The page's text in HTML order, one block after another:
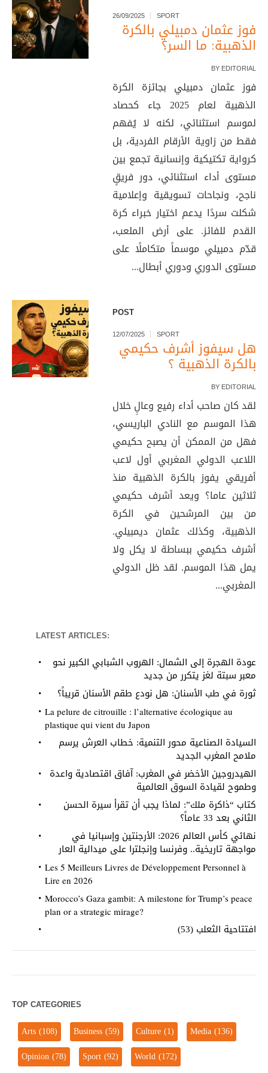
26/09/2025 SPORT
فوز عثمان دمبيلي بالكرة
الذهبية: ما السر؟
BY EDITORIAL
فوز عثمان دمبيلي بجائزة الكرة
الذهبية لعام 2025 جاء كحصاد
لموسم استثنائي، لكنه لا يُفهم
فقط من زاوية الأرقام الفردية، بل
كرواية تكتيكية وإنسانية تجمع بين
مستوى أداء استثنائي، دور فريقٍ
ناجح، ونجاحات تسويقية وإعلامية
شكلت سردًا يدعم اختيار خبراء كرة
القدم للفائز. على أرض الملعب،
قدّم دمبيلي موسماً متكاملًا على
مستوى الدوري ودوري أبطال...
POST
12/07/2025 SPORT
هل سيفوز أشرف حكيمي
بالكرة الذهبية ؟
BY EDITORIAL
لقد كان صاحب أداء رفيع وعالِِ خلال
هذا الموسم مع النادي الباريسي،
فهل من الممكن أن يصبح حكيمي
اللاعب الدولي المغربي أول لاعب
أفريقي يفوز بالكرة الذهبية منذ
ثلاثين عاما؟ ويعد أشرف حكيمي
من بين المرشحين في الكرة
الذهبية، وكذلك عثمان ديمبيلي.
أشرف حكيمي ببساطة لا يكل ولا
يمل هذا الموسم. لقد ظل الدولي
المغربي...
LATEST ARTICLES:
عودة الهجرة إلى الشمال: الهروب الشبابي الكبير نحو
معبر سبتة لغز يتكرر من جديد
ثورة في طب الأسنان: هل نودع طقم الأسنان قريباً؟
La pelure de citrouille : l’alternative écologique au
plastique qui vient du Japon
السيادة الصناعية محور التنمية: خطاب العرش يرسم
ملامح المغرب الجديد
الهيدروجين الأخضر في المغرب: آفاق اقتصادية واعدة
وطموح لقيادة السوق العالمية
كتاب “ذاكرة ملك”: لماذا يجب أن تقرأ سيرة الحسن
الثاني بعد 33 عاماً؟
نهائي كأس العالم 2026: الأرجنتين وإسبانيا في
مواجهة تاريخية.. وفرنسا وإنجلترا على ميدالية العار
Les 5 Meilleurs Livres de Développement Personnel à
Lire en 2026
Morocco’s Gaza gambit: A milestone for Trump’s peace
plan or a strategic mirage?
افتتاحية الثعلب (53)
TOP CATEGORIES
Arts(108) Business(59) Culture(1) Media(136)
Opinion(78) Sport(92) World(172)